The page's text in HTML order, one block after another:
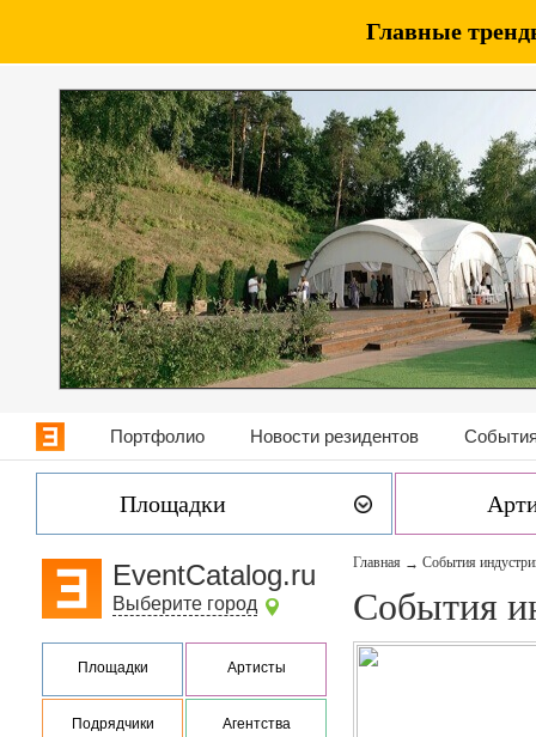
Главные
Портфолио Новости резидентов
Площадки
EventCatalog.ru
Выберите город
Площадки Артисты
Подрядчики Агентства
Главная → События
События